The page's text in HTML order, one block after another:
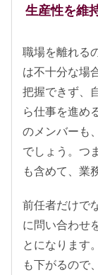
生産性を維
職場を離れる
は不十分な場
把握できず、
ら仕事を進め
のメンバーも
でしょう。つ
も含めて、業
前任者だけで
に問い合わせ
とになります
も下がるので